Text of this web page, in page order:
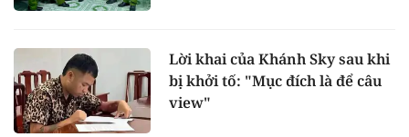
Lời khai của Khánh Sky sau khi
bị khởi tố: "Mục đích là để câu
view"